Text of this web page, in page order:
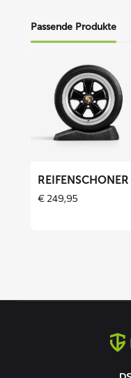
Passende Produkte
Reifenschoner
REIFENSCHONER
€249,95